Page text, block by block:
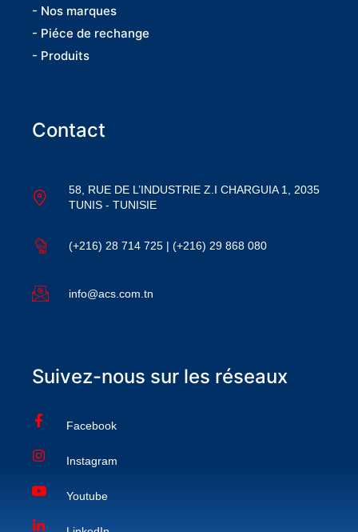
- Nos marques
- Piéce de rechange
- Produits
Contact
58, RUE DE L’INDUSTRIE Z.I CHARGUIA 1, 2035
TUNIS - TUNISIE
(+216) 28 714 725 | (+216) 29 868 080
info@acs.com.tn
Suivez-nous sur les réseaux
Facebook
Instagram
Youtube